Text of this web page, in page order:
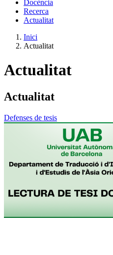
Docència
Recerca
Actualitat
Inici
Actualitat
Actualitat
Actualitat
Defenses de tesis